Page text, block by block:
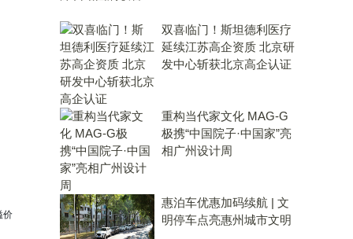
价
双喜临门！斯坦德利医疗
延续江苏高企资质 北京研
发中心斩获北京高企认证
重构当代家文化 MAG-G
极携“中国院子·中国家”亮
相广州设计周
惠泊车优惠加码续航 | 文
明停车点亮惠州城市文明